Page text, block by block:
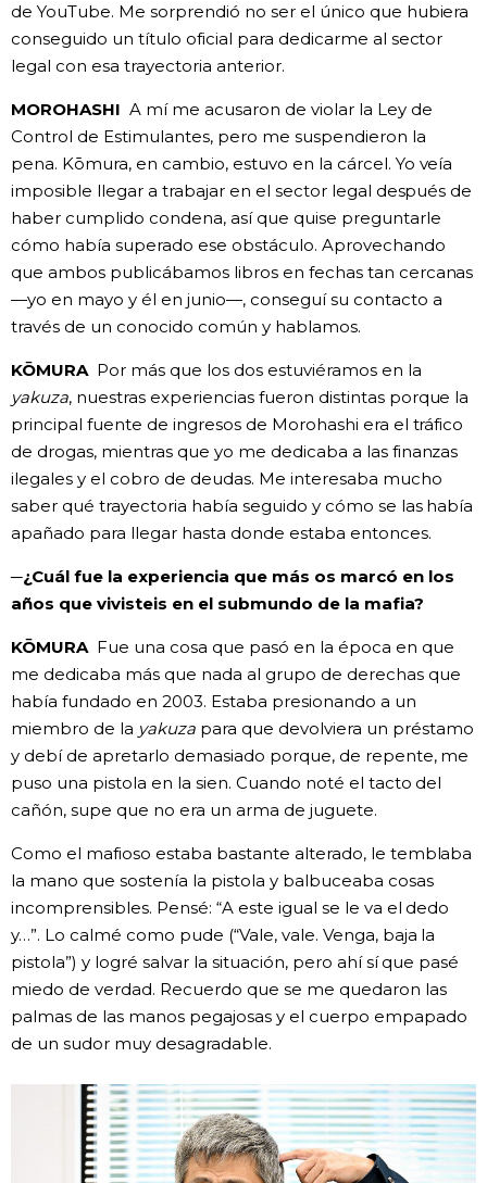
de YouTube. Me sorprendió no ser el único que hubiera
conseguido un título oficial para dedicarme al sector
legal con esa trayectoria anterior.
MOROHASHI A mí me acusaron de violar la Ley de
Control de Estimulantes, pero me suspendieron la
pena. Kōmura, en cambio, estuvo en la cárcel. Yo veía
imposible llegar a trabajar en el sector legal después de
haber cumplido condena, así que quise preguntarle
cómo había superado ese obstáculo. Aprovechando
que ambos publicábamos libros en fechas tan cercanas
—yo en mayo y él en junio—, conseguí su contacto a
través de un conocido común y hablamos.
KŌMURA Por más que los dos estuviéramos en la
yakuza, nuestras experiencias fueron distintas porque la
principal fuente de ingresos de Morohashi era el tráfico
de drogas, mientras que yo me dedicaba a las finanzas
ilegales y el cobro de deudas. Me interesaba mucho
saber qué trayectoria había seguido y cómo se las había
apañado para llegar hasta donde estaba entonces.
─¿Cuál fue la experiencia que más os marcó en los
años que vivisteis en el submundo de la mafia?
KŌMURA Fue una cosa que pasó en la época en que
me dedicaba más que nada al grupo de derechas que
había fundado en 2003. Estaba presionando a un
miembro de la yakuzapara que devolviera un préstamo
y debí de apretarlo demasiado porque, de repente, me
puso una pistola en la sien. Cuando noté el tacto del
cañón, supe que no era un arma de juguete.
Como el mafioso estaba bastante alterado, le temblaba
la mano que sostenía la pistola y balbuceaba cosas
incomprensibles. Pensé: “A este igual se le va el dedo
y…”. Lo calmé como pude (“Vale, vale. Venga, baja la
pistola”) y logré salvar la situación, pero ahí sí que pasé
miedo de verdad. Recuerdo que se me quedaron las
palmas de las manos pegajosas y el cuerpo empapado
de un sudor muy desagradable.